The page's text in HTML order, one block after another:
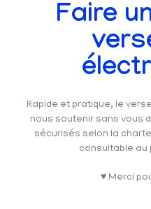
Faire
Rapide et pratique, le
nous soutenir sans vous
sécurisés selon la
consultable au
♥ Merci